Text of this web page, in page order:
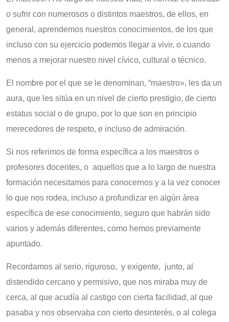
o sufrir con numerosos o distintos maestros, de ellos, en
general, aprendemos nuestros conocimientos, de los que
incluso con su ejercicio podemos llegar a vivir, o cuando
menos a mejorar nuestro nivel cívico, cultural o técnico.
El nombre por el que se le denominan, “maestro», les da un
aura, que les sitúa en un nivel de cierto prestigio, de cierto
estatus social o de grupo, por lo que son en principio
merecedores de respeto, e incluso de admiración.
Si nos referimos de forma específica a los maestros o
profesores docentes, o aquellos que a lo largo de nuestra
formación necesitamos para conocernos y a la vez conocer
lo que nos rodea, incluso a profundizar en algún área
específica de ese conocimiento, seguro que habrán sido
varios y además diferentes, como hemos previamente
apuntado.
Recordamos al serio, riguroso, y exigente, junto, al
distendido cercano y permisivo, que nos miraba muy de
cerca, al que acudía al castigo con cierta facilidad, al que
pasaba y nos observaba con cierto desinterés, o al colega